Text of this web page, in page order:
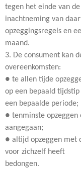
tegen het einde van
inachtneming van
opzeggingsregels en
maand.
3. De consument kan
overeenkomsten:
● te allen tijde
op een bepaald
een bepaalde periode;
● tenminste opzeggen
aangegaan;
● altijd opzeggen met
voor zichzelf heeft
bedongen.